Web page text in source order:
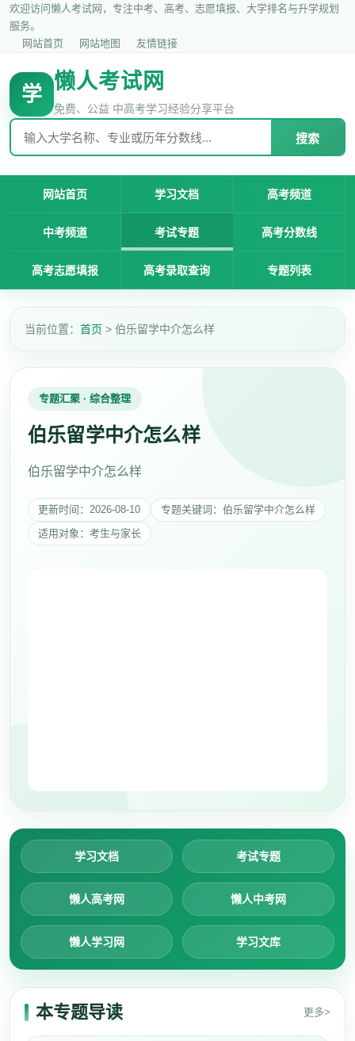
欢迎访问懒人考试网，专注中考、高考、志愿填报、大学排名与升学规划
服务。
网站首页
网站地图 友情链接
学
懒人考试网
免费、公益 中高考学习经验分享平台
搜索
网站首页 学习文档 高考频道
中考频道 考试专题 高考分数线
高考志愿填报 高考录取查询 专题列表
当前位置： 首页 > 伯乐留学中介怎么样
专题汇聚 · 综合整理
伯乐留学中介怎么样
伯乐留学中介怎么样
更新时间：2026-08-10
专题关键词：伯乐留学中介怎么样
适用对象：考生与家长
学习文档 考试专题
懒人高考网 懒人中考网
懒人学习网 学习文库
本专题导读 更多>